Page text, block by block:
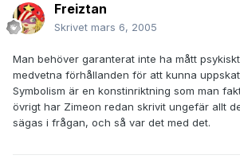
Freiztan
Skrivet mars 6, 2005
Man behöver garanterat inte ha mått
medvetna förhållanden för att kunna
Symbolism är en konstinriktning som man
övrigt har Zimeon redan skrivit ungefär allt
sägas i frågan, och så var det med det.